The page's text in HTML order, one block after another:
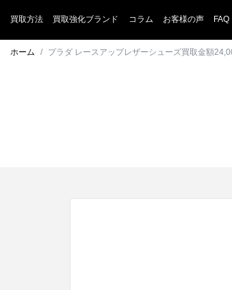
買取方法 買取強化ブランド コラム お客様の声 FAQ
ホーム プラダ レースアップレザーシューズ買取金額